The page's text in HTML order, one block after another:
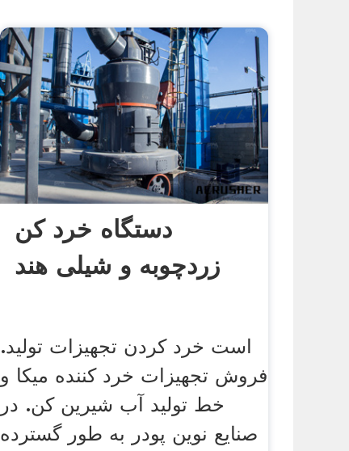
دستگاه خرد کن
زردچوبه و شیلی هند
است خرد کردن تجهیزات تولید.
فروش تجهیزات خرد کننده میکا و
خط تولید آب شیرین کن. در
صنايع نوين پودر به طور گسترده